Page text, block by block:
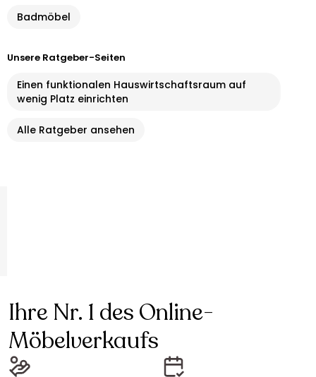
Badmöbel
Unsere Ratgeber-Seiten
Einen funktionalen Hauswirtschaftsraum auf
wenig Platz einrichten
Alle Ratgeber ansehen
Ihre Nr. 1 des Online-
Möbelverkaufs